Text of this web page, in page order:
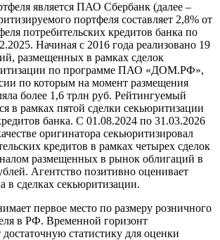
является ПАО Сбербанк (далее –
портфеля составляет 2,8% от
потребительских кредитов банка по
Начиная с 2016 года реализовано 19
размещенных в рамках сделок
по программе ПАО «ДОМ.РФ»,
по которым на момент размещения
более 1,6 трлн руб. Рейтингуемый
в рамках пятой сделки секьюритизации
банка. С 01.08.2024 по 31.03.2026
оригинатора секьюритизировал
кредитов в рамках четырех сделок
размещенных в рынок облигаций в
Агентство позитивно оценивает
в сделках секьюритизации.
первое место по размеру розничного
в РФ. Временной горизонт
достаточную статистику для оценки